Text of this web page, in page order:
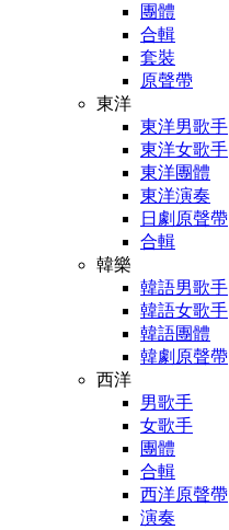
團體
合輯
套裝
原聲帶
東洋
東洋男歌手
東洋女歌手
東洋團體
東洋演奏
日劇原聲帶
合輯
韓樂
韓語男歌手
韓語女歌手
韓語團體
韓劇原聲帶
西洋
男歌手
女歌手
團體
合輯
西洋原聲帶
演奏